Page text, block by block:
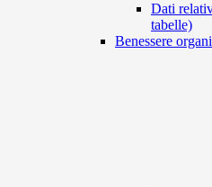
Dati
tabelle)
Benessere